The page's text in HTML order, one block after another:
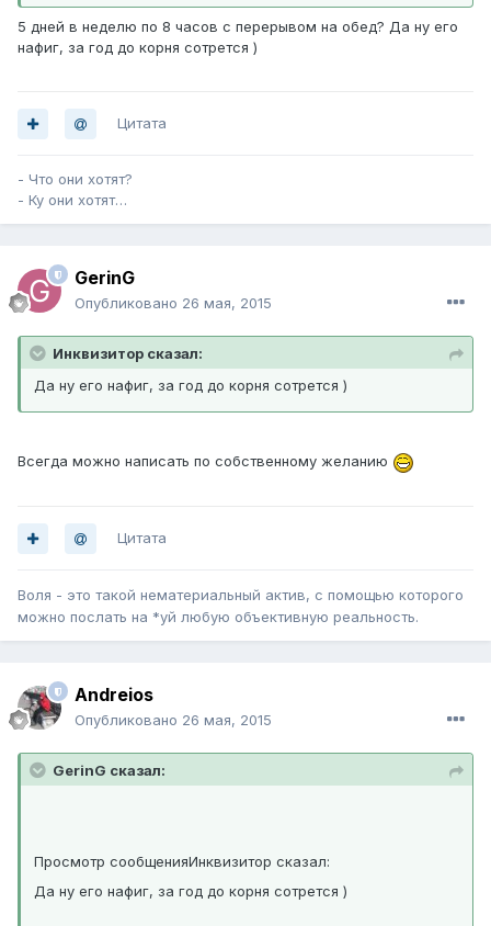
5 дней в неделю по 8 часов с перерывом на обед? Да ну его
нафиг, за год до корня сотрется )
Цитата
- Что они хотят?
- Ку они хотят…
GerinG
Опубликовано 26 мая, 2015
Инквизитор сказал:
Да ну его нафиг, за год до корня сотрется )
Всегда можно написать по собственному желанию
Цитата
Воля - это такой нематериальный актив, с помощью которого
можно послать на *уй любую объективную реальность.
Andreios
Опубликовано 26 мая, 2015
GerinG сказал:
Просмотр сообщенияИнквизитор сказал:
Да ну его нафиг, за год до корня сотрется )